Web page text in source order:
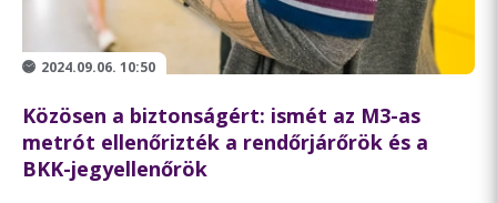
2024.09.06. 10:50
Közösen a biztonságért: ismét az M3-as
metrót ellenőrizték a rendőrjárőrök és a
BKK-jegyellenőrök